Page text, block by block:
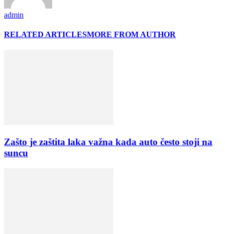
admin
RELATED ARTICLESMORE FROM AUTHOR
Zašto je zaštita laka važna kada auto često stoji na
suncu